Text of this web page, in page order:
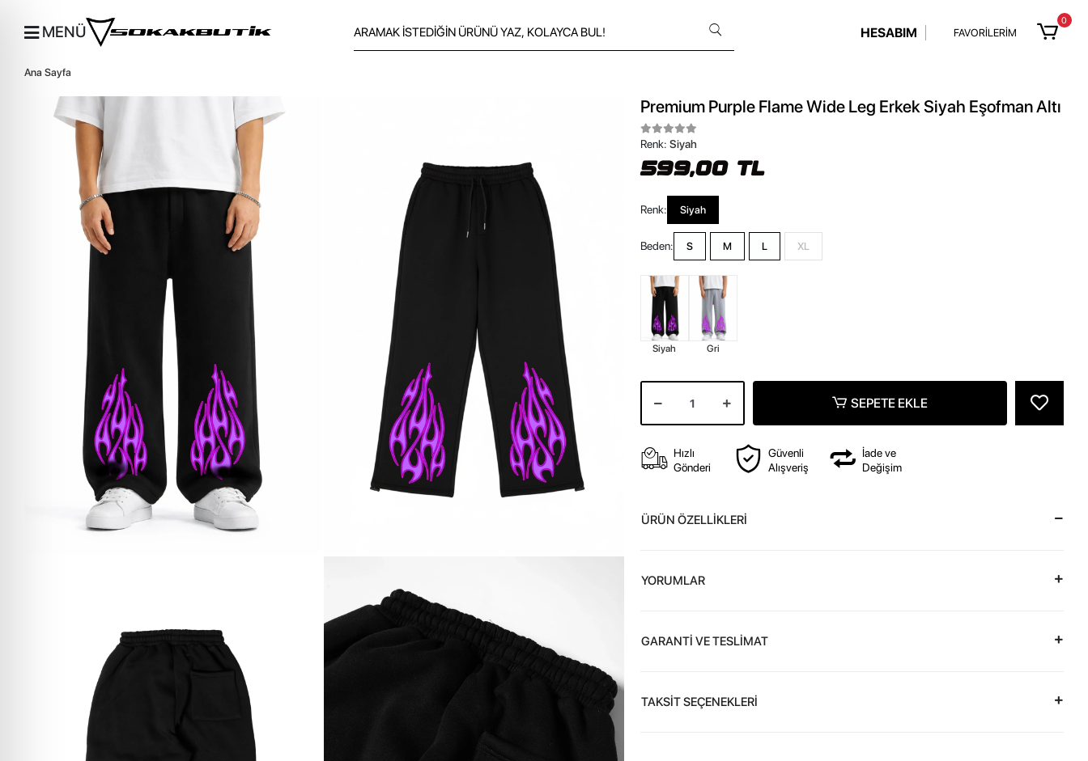
MENÜ HESABIM FAVORİLERİM
0
Ana Sayfa
Premium Purple Flame Wide Leg Erkek Siyah Eşofman Altı
Renk: Siyah
599,00 TL
Renk: Siyah
Beden: S M L XL
Siyah Gri
SEPETE EKLE
Hızlı
Gönderi
Güvenli
Alışveriş
İade ve
Değişim
ÜRÜN ÖZELLİKLERİ
YORUMLAR
GARANTİ VE TESLİMAT
TAKSİT SEÇENEKLERİ